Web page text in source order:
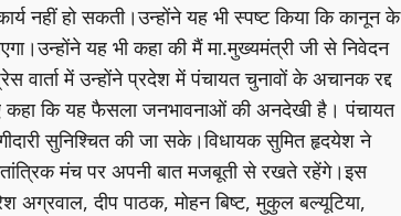
नहीं हो सकती।उन्होंने यह भी स्पष्ट किया कि कानून के
यह भी कहा की मैं मा.मुख्यमंत्री जी से निवेदन
में उन्होंने प्रदेश में पंचायत चुनावों के अचानक रद्द
कहा कि यह फैसला जनभावनाओं की अनदेखी है। पंचायत
सुनिश्चित की जा सके।विधायक सुमित हृदयेश ने
मंच पर अपनी बात मजबूती से रखते रहेंगे।इस
अग्रवाल, दीप पाठक, मोहन बिष्ट, मुकुल बल्यूटिया,